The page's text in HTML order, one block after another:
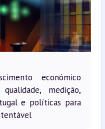
económico
medição,
e políticas para